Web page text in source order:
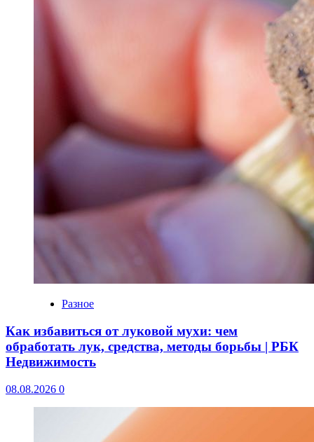
Разное
Как избавиться от луковой мухи: чем
обработать лук, средства, методы борьбы | РБК
Недвижимость
08.08.2026 0